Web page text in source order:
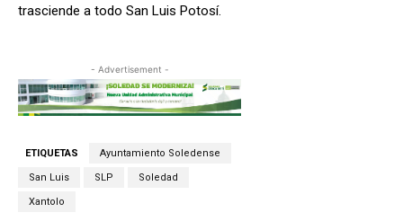
trasciende a todo San Luis Potosí.
- Advertisement -
ETIQUETAS Ayuntamiento Soledense
San Luis SLP Soledad
Xantolo